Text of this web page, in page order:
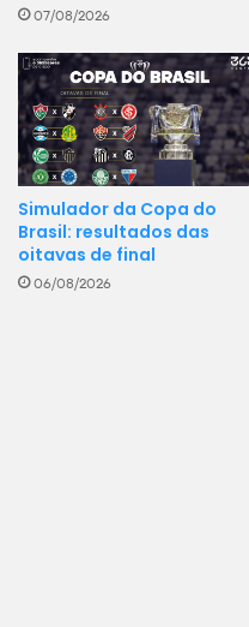
07/08/2026
Simulador da Copa do
Brasil: resultados das
oitavas de final
06/08/2026